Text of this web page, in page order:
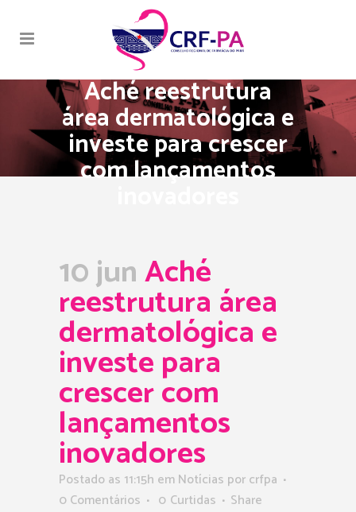
Aché reestrutura
área dermatológica e
investe para crescer
com lançamentos
10 junAché
reestrutura área
dermatológica e
investe para
crescer com
lançamentos
inovadores
Postado as 11:15h emNotícias porcrfpa
0 Comentários
0 Curtidas Share